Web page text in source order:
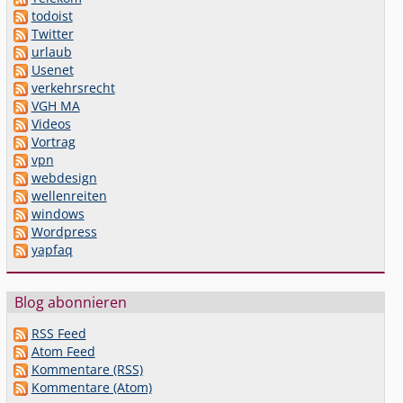
todoist
Twitter
urlaub
Usenet
verkehrsrecht
VGH MA
Videos
Vortrag
vpn
webdesign
wellenreiten
windows
Wordpress
yapfaq
Blog abonnieren
RSS Feed
Atom Feed
Kommentare (RSS)
Kommentare (Atom)